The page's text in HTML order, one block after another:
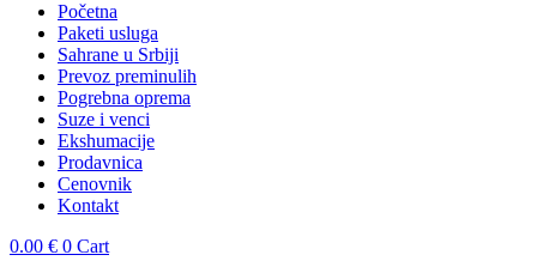
Početna
Paketi usluga
Sahrane u Srbiji
Prevoz preminulih
Pogrebna oprema
Suze i venci
Ekshumacije
Prodavnica
Cenovnik
Kontakt
0.00 € 0 Cart